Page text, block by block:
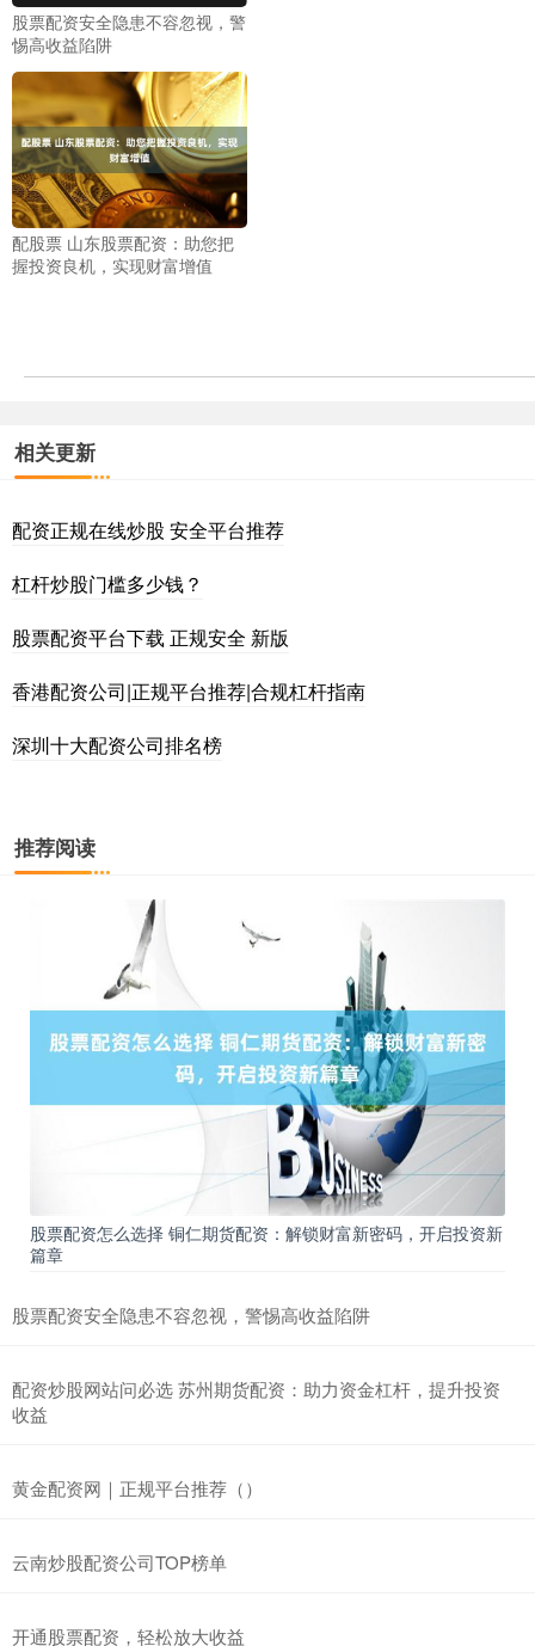
股票配资安全隐患不容忽视，警
惕高收益陷阱
配股票 山东股票配资：助您把
握投资良机，实现财富增值
相关更新
配资正规在线炒股 安全平台推荐
杠杆炒股门槛多少钱？
股票配资平台下载 正规安全 新版
香港配资公司|正规平台推荐|合规杠杆指南
深圳十大配资公司排名榜
推荐阅读
股票配资怎么选择 铜仁期货配资：解锁财富新密码，开启投资新
篇章
股票配资安全隐患不容忽视，警惕高收益陷阱
配资炒股网站问必选 苏州期货配资：助力资金杠杆，提升投资
收益
黄金配资网｜正规平台推荐（）
云南炒股配资公司TOP榜单
开通股票配资，轻松放大收益